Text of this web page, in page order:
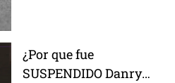
¿Por que fue
SUSPENDIDO Danry